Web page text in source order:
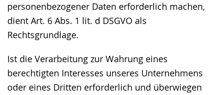
personenbezogener Daten erforderlich machen,
dient Art. 6 Abs. 1 lit. d DSGVO als
Rechtsgrundlage.
Ist die Verarbeitung zur Wahrung eines
berechtigten Interesses unseres Unternehmens
oder eines Dritten erforderlich und überwiegen